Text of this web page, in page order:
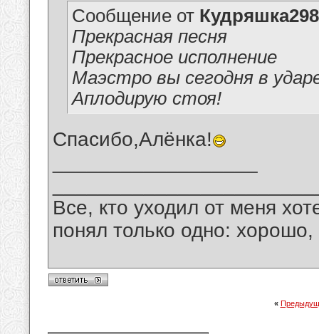
Сообщение от Кудряшка298
Прекрасная песня
Прекрасное исполнение
Маэстро вы сегодня в
Аплодирую стоя!
Спасибо,Алёнка!
Все, кто уходил от меня
понял только одно:
«